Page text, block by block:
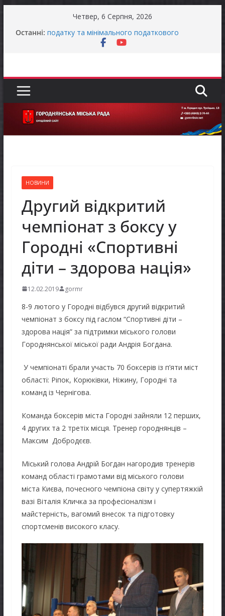
Четвер, 6 Серпня, 2026
Останні: Оголошення про своєчасну сплату земельного
податку та мінімального податкового
щодо яких прийнято рішення про обов’язкову
Відбулась 45-та сесія Городнянської міської
ради восьмого скликання
Фахівці із супроводу ветеранів війни та
демобілізованих осіб в Городнянській громаді
НОВИНИ
Другий відкритий
чемпіонат з боксу у
Городні «Спортивні
діти – здорова нація»
12.02.2019 gormr
8-9 лютого у Городні відбувся другий відкритий
чемпіонат з боксу під гаслом “Спортивні діти –
здорова нація” за підтримки міського голови
Городнянської міської ради Андрія Богдана.
У чемпіонаті брали участь 70 боксерів із п’яти міст
області: Ріпок, Корюківки, Ніжину, Городні та
команд із Чернігова.
Команда боксерів міста Городні зайняли 12 перших,
4 других та 2 третіх місця. Тренер городнянців –
Максим Добродєєв.
Міський голова Андрій Богдан нагородив тренерів
команд області грамотами від міського голови
міста Києва, почесного чемпіона світу у супертяжкій
вазі Віталія Кличка за професіоналізм і
майстерність, вагомий внесок та підготовку
спортсменів високого класу.